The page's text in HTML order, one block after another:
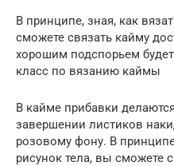
В принципе, зная, как
сможете связать кайму
хорошим подспорьем
класс по вязанию каймы
В кайме прибавки
завершении листиков
розовому фону. В
рисунок тела, вы сможете